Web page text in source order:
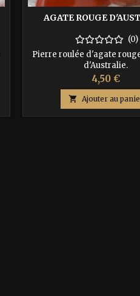
AGATE ROUGE
(0)
Pierre roulée d'agate
d'Australie.
Prix
4,50 €
 Ajouter au